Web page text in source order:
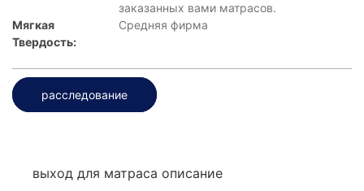
заказанных вами матрасов.
Мягкая
Твердость:
Средняя фирма
расследование
выход для матраса описание